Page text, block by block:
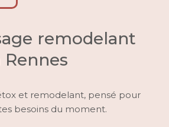
remodelant
Rennes
et remodelant, pensé pour
besoins du moment.